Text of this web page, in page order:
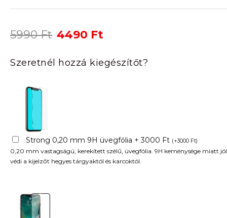
5990Ft Original
was:
5990 Ft.
4490 Ft
is:
4490 Ft.
Szeretnél hozzá kiegészítőt?
Strong 0,20 mm 9H üvegfólia + 3000 Ft (+3000 Ft)
0,20 mm vastagságú, kerekített szélű, üvegfólia. 9H keménysége miatt jól
védi a kijelzőt hegyes tárgyaktól és karcoktól.